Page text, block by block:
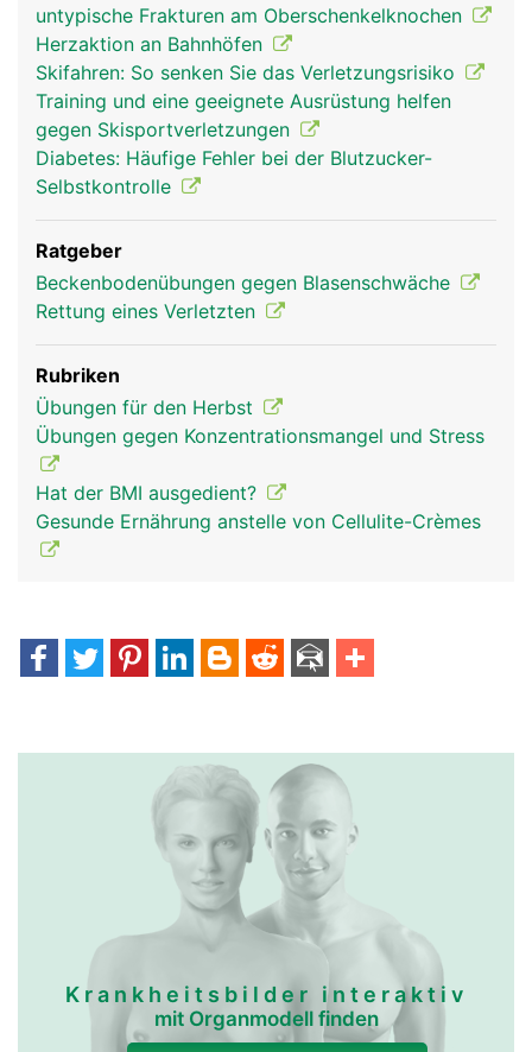
untypische Frakturen am Oberschenkelknochen
Herzaktion an Bahnhöfen
Skifahren: So senken Sie das Verletzungsrisiko
Training und eine geeignete Ausrüstung helfen
gegen Skisportverletzungen
Diabetes: Häufige Fehler bei der Blutzucker-
Selbstkontrolle
Ratgeber
Beckenbodenübungen gegen Blasenschwäche
Rettung eines Verletzten
Rubriken
Übungen für den Herbst
Übungen gegen Konzentrationsmangel und Stress
Hat der BMI ausgedient?
Gesunde Ernährung anstelle von Cellulite-Crèmes
Krankheitsbilder interaktiv
mit Organmodell finden